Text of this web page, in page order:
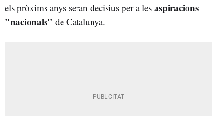
els pròxims anys seran decisius per a les aspiracions
"nacionals" de Catalunya.